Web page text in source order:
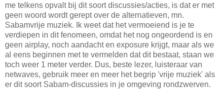
me telkens opvalt bij dit soort discussies/acties, is dat er met
geen woord wordt gerept over de alternatieven, mn.
Sabamvrije muziek. Ik weet dat het vermoeiend is je te
verdiepen in dit fenomeen, omdat het nog ongeordend is en
geen airplay, noch aandacht en exposure krijgt, maar als we
al eens beginnen met te vermelden dat dit bestaat, staan we
toch weer 1 meter verder. Dus, beste lezer, luisteraar van
netwaves, gebruik meer en meer het begrip 'vrije muziek' als
er dit soort Sabam-discussies in je omgeving rondzwerven.